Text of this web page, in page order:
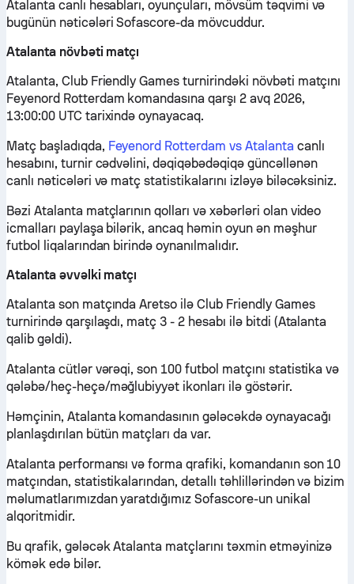
Atalanta canlı hesabları, oyunçuları, mövsüm təqvimi və
bugünün nəticələri Sofascore-da mövcuddur.
Atalanta növbəti matçı
Atalanta, Club Friendly Games turnirindəki növbəti matçını
Feyenord Rotterdam komandasına qarşı 2 avq 2026,
13:00:00 UTC tarixində oynayacaq.
Matç başladıqda, Feyenord Rotterdam vs Atalanta canlı
hesabını, turnir cədvəlini, dəqiqəbədəqiqə güncəllənən
canlı nəticələri və matç statistikalarını izləyə biləcəksiniz.
Bəzi Atalanta matçlarının qolları və xəbərləri olan video
icmalları paylaşa bilərik, ancaq həmin oyun ən məşhur
futbol liqalarından birində oynanılmalıdır.
Atalanta əvvəlki matçı
Atalanta son matçında Aretso ilə Club Friendly Games
turnirində qarşılaşdı, matç 3 - 2 hesabı ilə bitdi (Atalanta
qalib gəldi).
Atalanta cütlər vərəqi, son 100 futbol matçını statistika və
qələbə/heç-heçə/məğlubiyyət ikonları ilə göstərir.
Həmçinin, Atalanta komandasının gələcəkdə oynayacağı
planlaşdırılan bütün matçları da var.
Atalanta performansı və forma qrafiki, komandanın son 10
matçından, statistikalarından, detallı təhlillərindən və bizim
məlumatlarımızdan yaratdığımız Sofascore-un unikal
alqoritmidir.
Bu qrafik, gələcək Atalanta matçlarını təxmin etməyinizə
kömək edə bilər.